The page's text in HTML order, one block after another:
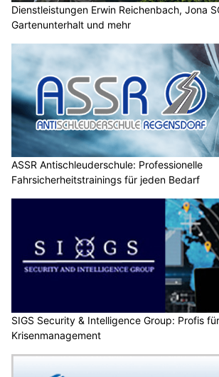
Dienstleistungen Erwin Reichenbach, Jona
Gartenunterhalt und mehr
ASSR Antischleuderschule: Professionelle
Fahrsicherheitstrainings für jeden Bedarf
SIGS Security & Intelligence Group: Profis
Krisenmanagement